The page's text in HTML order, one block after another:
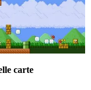
carte